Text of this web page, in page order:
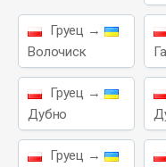
Груец →
Волочиск
Груец →
Дубно
Груец →